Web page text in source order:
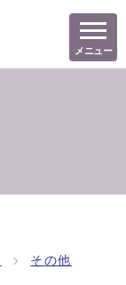
メニュー
その他